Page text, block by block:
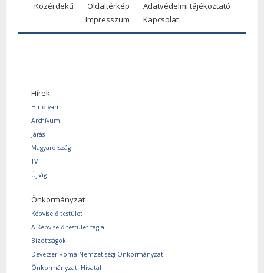
Közérdekű
Oldaltérkép
Adatvédelmi tájékoztató
Impresszum
Kapcsolat
Hírek
Hírfolyam
Archívum
Járás
Magyarország
TV
Újság
Önkormányzat
Képviselő testület
A Képviselő-testület tagjai
Bizottságok
Devecser Roma Nemzetiségi Önkormányzat
Önkormányzati Hivatal